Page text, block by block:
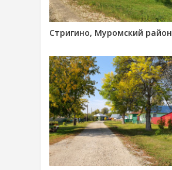
Стригино, Муромский район